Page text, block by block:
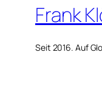
Frank
Seit 2016. Auf